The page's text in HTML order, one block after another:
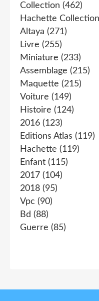
Collection (462)
Hachette
Altaya (271)
Livre (255)
Miniature (233)
Assemblage (215)
Maquette (215)
Voiture (149)
Histoire (124)
2016 (123)
Editions Atlas (119)
Hachette (119)
Enfant (115)
2017 (104)
2018 (95)
Vpc (90)
Bd (88)
Guerre (85)